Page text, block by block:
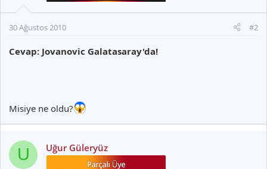
30 Ağustos 2010 #2
Cevap: Jovanovic Galatasaray'da!
Misiye ne oldu?
U Uğur Güleryüz